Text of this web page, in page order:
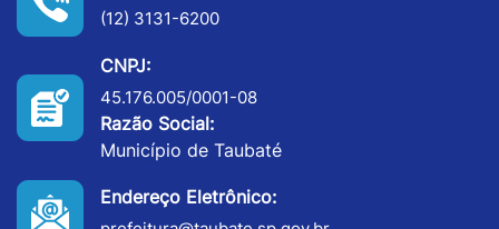
(12) 3131-6200
CNPJ:
45.176.005/0001-08
Razão Social:
Município de Taubaté
Endereço Eletrônico: